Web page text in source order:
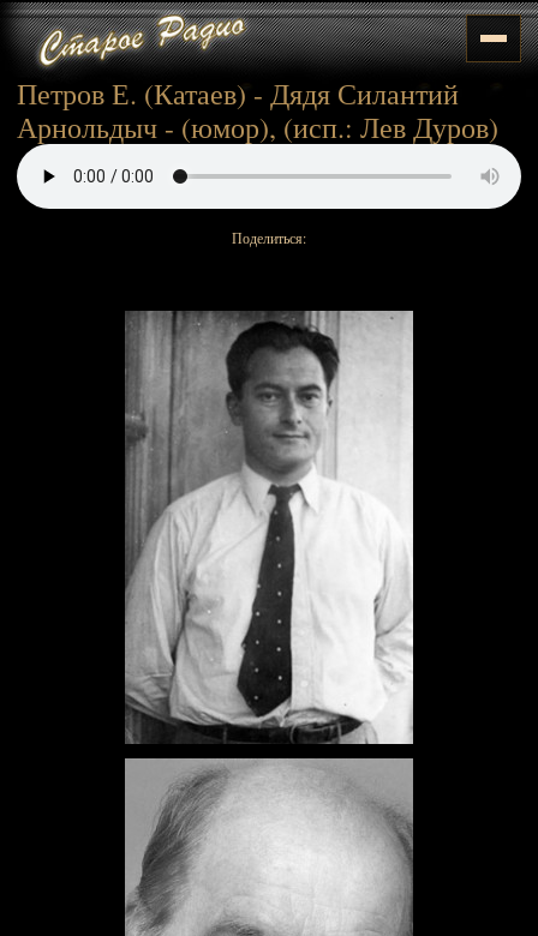
Петров Е. (Катаев) - Дядя Силантий
Арнольдыч - (юмор), (исп.: Лев Дуров)
Поделиться: